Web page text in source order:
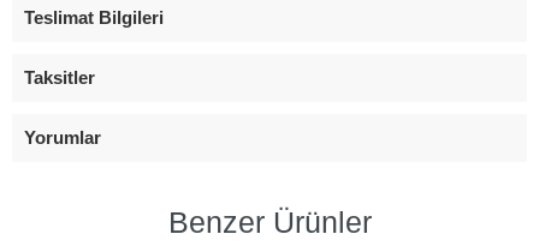
Teslimat Bilgileri
Taksitler
Yorumlar
Benzer Ürünler